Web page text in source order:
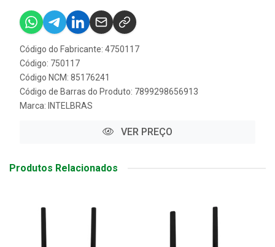
Código do Fabricante: 4750117
Código: 750117
Código NCM: 85176241
Código de Barras do Produto: 7899298656913
Marca: INTELBRAS
VER PREÇO
Produtos Relacionados